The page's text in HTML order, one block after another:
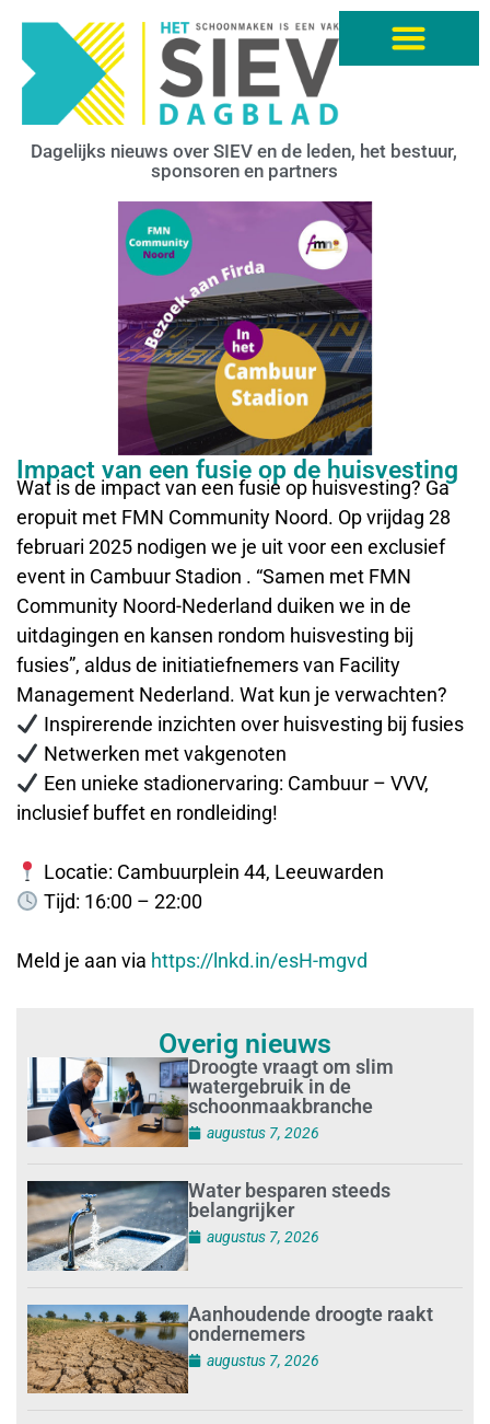
Dagelijks nieuws over SIEV en de leden, het bestuur,
sponsoren en partners
Impact van een fusie op de huisvesting
Wat is de impact van een fusie op huisvesting? Ga
eropuit met FMN Community Noord. Op vrijdag 28
februari 2025 nodigen we je uit voor een exclusief
event in Cambuur Stadion . “Samen met FMN
Community Noord-Nederland duiken we in de
uitdagingen en kansen rondom huisvesting bij
fusies”, aldus de initiatiefnemers van Facility
Management Nederland. Wat kun je verwachten?
Inspirerende inzichten over huisvesting bij fusies
Netwerken met vakgenoten
Een unieke stadionervaring: Cambuur – VVV,
inclusief buffet en rondleiding!
Locatie: Cambuurplein 44, Leeuwarden
Tijd: 16:00 – 22:00
Meld je aan via https://lnkd.in/esH-mgvd
Overig nieuws
Droogte vraagt om slim
watergebruik in de
schoonmaakbranche
augustus 7, 2026
Water besparen steeds
belangrijker
augustus 7, 2026
Aanhoudende droogte raakt
ondernemers
augustus 7, 2026